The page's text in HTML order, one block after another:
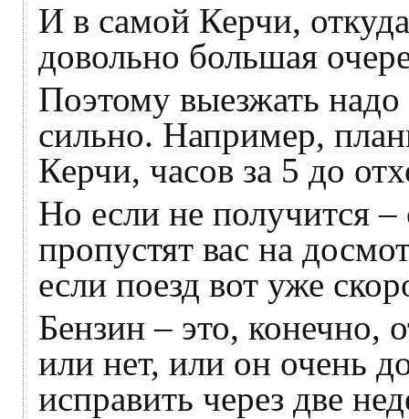
И в самой Керчи,
довольно большая
Поэтому выезжать надо
сильно. Например,
Керчи, часов за 5 до
Но если не получится
пропустят вас на
если поезд вот уже
Бензин – это, конечно,
или нет, или он очень
исправить через две